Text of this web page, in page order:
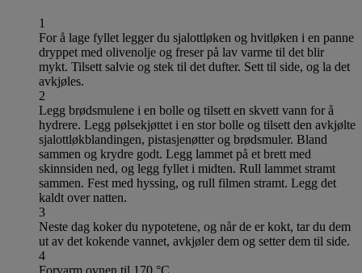
1
For å lage fyllet legger du sjalottløken og hvitløken i en panne
dryppet med olivenolje og freser på lav varme til det blir
mykt. Tilsett salvie og stek til det dufter. Sett til side, og la det
avkjøles.
2
Legg brødsmulene i en bolle og tilsett en skvett vann for å
hydrere. Legg pølsekjøttet i en stor bolle og tilsett den avkjølte
sjalottløkblandingen, pistasjenøtter og brødsmuler. Bland
sammen og krydre godt. Legg lammet på et brett med
skinnsiden ned, og legg fyllet i midten. Rull lammet stramt
sammen. Fest med hyssing, og rull filmen stramt. Legg det
kaldt over natten.
3
Neste dag koker du nypotetene, og når de er kokt, tar du dem
ut av det kokende vannet, avkjøler dem og setter dem til side.
4
Forvarm ovnen til 170 °C